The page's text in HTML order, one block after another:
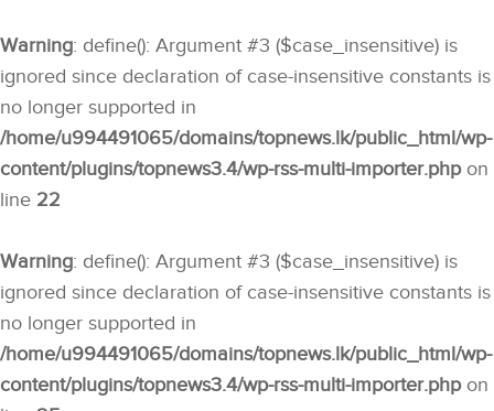
Warning: define(): Argument #3 ($case_insensitive) is
ignored since declaration of case-insensitive constants is
no longer supported in
/home/u994491065/domains/topnews.lk/public_html/wp-
content/plugins/topnews3.4/wp-rss-multi-importer.phpon
line 22
Warning: define(): Argument #3 ($case_insensitive) is
ignored since declaration of case-insensitive constants is
no longer supported in
/home/u994491065/domains/topnews.lk/public_html/wp-
content/plugins/topnews3.4/wp-rss-multi-importer.phpon